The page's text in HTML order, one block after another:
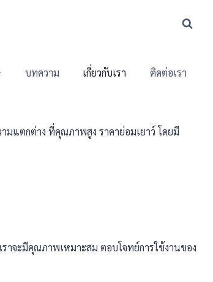
บทความ เกี่ยวกับเรา ติดต่อเรา
แตกต่าง ที่คุณภาพสูง ราคาย่อมเยาว์ โดยมี
าจะมีคุณภาพเหมาะสม ตอบโจทย์การใช้งานของ